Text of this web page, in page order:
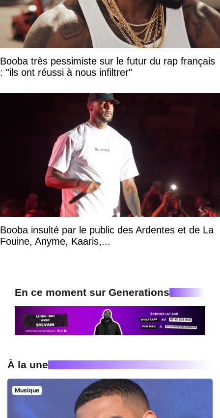
Booba très pessimiste sur le futur du rap français
: "ils ont réussi à nous infiltrer"
Booba insulté par le public des Ardentes et de La
Fouine, Anyme, Kaaris,...
En ce moment sur Generations
À la une
Musique